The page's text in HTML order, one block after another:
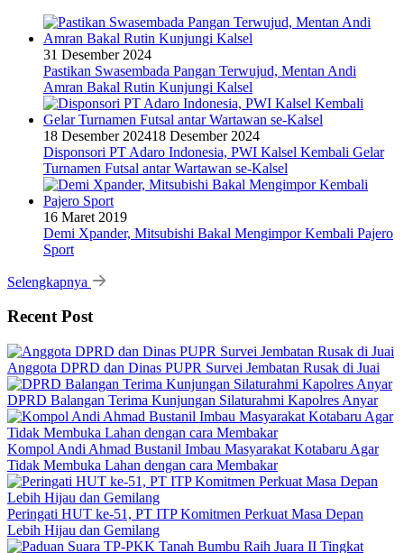
31 Desember 2024
Pastikan Swasembada Pangan Terwujud, Mentan Andi
Amran Bakal Rutin Kunjungi Kalsel
18 Desember 202418 Desember 2024
Disponsori PT Adaro Indonesia, PWI Kalsel Kembali Gelar
Turnamen Futsal antar Wartawan se-Kalsel
16 Maret 2019
Demi Xpander, Mitsubishi Bakal Mengimpor Kembali Pajero
Sport
Selengkapnya
Recent Post
Anggota DPRD dan Dinas PUPR Survei Jembatan Rusak di Juai
DPRD Balangan Terima Kunjungan Silaturahmi Kapolres Anyar
Kompol Andi Ahmad Bustanil Imbau Masyarakat Kotabaru Agar
Tidak Membuka Lahan dengan cara Membakar
Peringati HUT ke-51, PT ITP Komitmen Perkuat Masa Depan
Lebih Hijau dan Gemilang